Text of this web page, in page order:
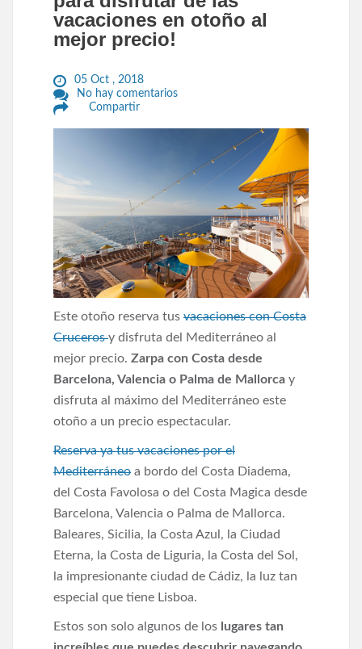
vacaciones en otoño al
mejor precio!
05 Oct , 2018
No hay comentarios
Compartir
Este otoño reserva tus vacaciones con Costa
Crucerosy disfruta del Mediterráneo al
mejor precio. Zarpa con Costa desde
Barcelona, Valencia o Palma de Mallorca y
disfruta al máximo del Mediterráneo este
otoño a un precio espectacular.
Reserva ya tus vacaciones por el
Mediterráneo a bordo del Costa Diadema,
del Costa Favolosa o del Costa Magica desde
Barcelona, Valencia o Palma de Mallorca.
Baleares, Sicilia, la Costa Azul, la Ciudad
Eterna, la Costa de Liguria, la Costa del Sol,
la impresionante ciudad de Cádiz, la luz tan
especial que tiene Lisboa.
Estos son solo algunos de los lugares tan